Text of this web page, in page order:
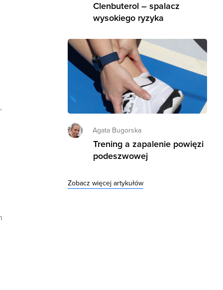
Clenbuterol – spalacz
wysokiego ryzyka
Agata Bugorska
Trening a zapalenie powięzi
podeszwowej
Zobacz więcej artykułów